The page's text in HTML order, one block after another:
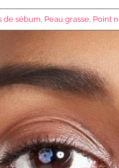
de sébum, Peau grasse, Point